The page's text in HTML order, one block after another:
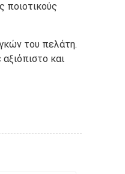
ποιοτικούς
του πελάτη.
και